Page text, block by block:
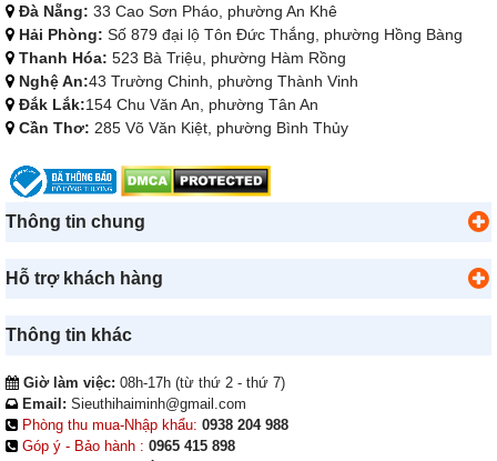
Đà Nẵng: 33 Cao Sơn Pháo, phường An Khê
Hải Phòng: Số 879 đại lộ Tôn Đức Thắng, phường Hồng Bàng
Thanh Hóa: 523 Bà Triệu, phường Hàm Rồng
Nghệ An:43 Trường Chinh, phường Thành Vinh
Đắk Lắk:154 Chu Văn An, phường Tân An
Cần Thơ: 285 Võ Văn Kiệt, phường Bình Thủy
Thông tin chung
Hỗ trợ khách hàng
Thông tin khác
Giờ làm việc: 08h-17h (từ thứ 2 - thứ 7)
Email: Sieuthihaiminh@gmail.com
Phòng thu mua-Nhập khẩu: 0938 204 988
Góp ý - Bảo hành : 0965 415 898